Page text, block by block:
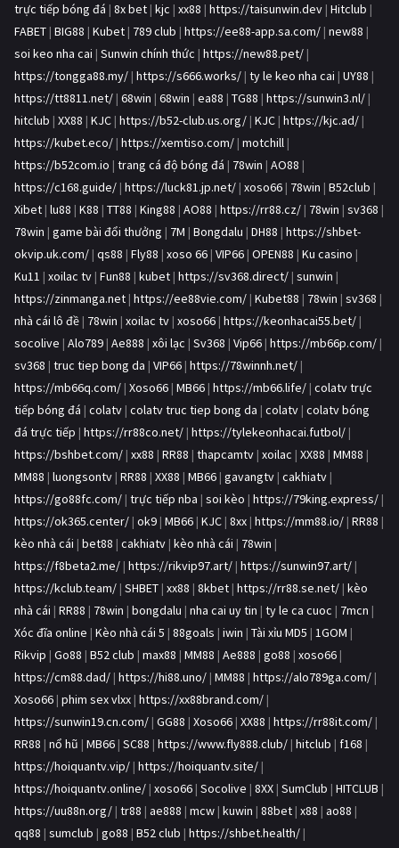
trực tiếp bóng đá | 8x bet | kjc | xx88 | https://taisunwin.dev | Hitclub |
FABET | BIG88 | Kubet | 789 club | https://ee88-app.sa.com/ | new88 |
soi keo nha cai | Sunwin chính thức | https://new88.pet/ |
https://tongga88.my/ | https://s666.works/ | ty le keo nha cai | UY88 |
https://tt8811.net/ | 68win | 68win | ea88 | TG88 | https://sunwin3.nl/ |
hitclub | XX88 | KJC | https://b52-club.us.org/ | KJC | https://kjc.ad/ |
https://kubet.eco/ | https://xemtiso.com/ | motchill |
https://b52com.io | trang cá độ bóng đá | 78win | AO88 |
https://c168.guide/ | https://luck81.jp.net/ | xoso66 | 78win | B52club |
Xibet | lu88 | K88 | TT88 | King88 | AO88 | https://rr88.cz/ | 78win | sv368 |
78win | game bài đổi thưởng | 7M | Bongdalu | DH88 | https://shbet-
okvip.uk.com/ | qs88 | Fly88 | xoso 66 | VIP66 | OPEN88 | Ku casino |
Ku11 | xoilac tv | Fun88 | kubet | https://sv368.direct/ | sunwin |
https://zinmanga.net | https://ee88vie.com/ | Kubet88 | 78win | sv368 |
nhà cái lô đề | 78win | xoilac tv | xoso66 | https://keonhacai55.bet/ |
socolive | Alo789 | Ae888 | xôi lạc | Sv368 | Vip66 | https://mb66p.com/ |
sv368 | truc tiep bong da | VIP66 | https://78winnh.net/ |
https://mb66q.com/ | Xoso66 | MB66 | https://mb66.life/ | colatv trực
tiếp bóng đá | colatv | colatv truc tiep bong da | colatv | colatv bóng
đá trực tiếp | https://rr88co.net/ | https://tylekeonhacai.futbol/ |
https://bshbet.com/ | xx88 | RR88 | thapcamtv | xoilac | XX88 | MM88 |
MM88 | luongsontv | RR88 | XX88 | MB66 | gavangtv | cakhiatv |
https://go88fc.com/ | trực tiếp nba | soi kèo | https://79king.express/ |
https://ok365.center/ | ok9 | MB66 | KJC | 8xx | https://mm88.io/ | RR88 |
kèo nhà cái | bet88 | cakhiatv | kèo nhà cái | 78win |
https://f8beta2.me/ | https://rikvip97.art/ | https://sunwin97.art/ |
https://kclub.team/ | SHBET | xx88 | 8kbet | https://rr88.se.net/ | kèo
nhà cái | RR88 | 78win | bongdalu | nha cai uy tin | ty le ca cuoc | 7mcn |
Xóc đĩa online | Kèo nhà cái 5 | 88goals | iwin | Tài xỉu MD5 | 1GOM |
Rikvip | Go88 | B52 club | max88 | MM88 | Ae888 | go88 | xoso66 |
https://cm88.dad/ | https://hi88.uno/ | MM88 | https://alo789ga.com/ |
Xoso66 | phim sex vlxx | https://xx88brand.com/ |
https://sunwin19.cn.com/ | GG88 | Xoso66 | XX88 | https://rr88it.com/ |
RR88 | nổ hũ | MB66 | SC88 | https://www.fly888.club/ | hitclub | f168 |
https://hoiquantv.vip/ | https://hoiquantv.site/ |
https://hoiquantv.online/ | xoso66 | Socolive | 8XX | SumClub | HITCLUB |
https://uu88n.org/ | tr88 | ae888 | mcw | kuwin | 88bet | x88 | ao88 |
qq88 | sumclub | go88 | B52 club | https://shbet.health/ |